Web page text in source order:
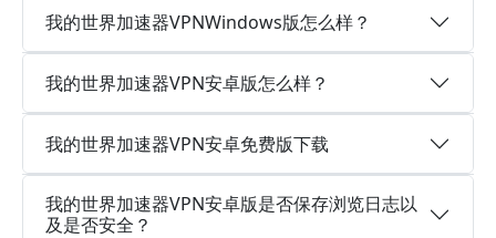
我的世界加速器VPNWindows版怎么样？
我的世界加速器VPN安卓版怎么样？
我的世界加速器VPN安卓免费版下载
我的世界加速器VPN安卓版是否保存浏览日志以
及是否安全？